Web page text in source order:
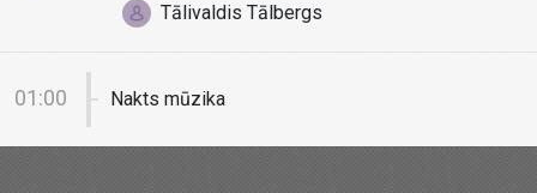
Tālivaldis Tālbergs
01:00 Nakts mūzika